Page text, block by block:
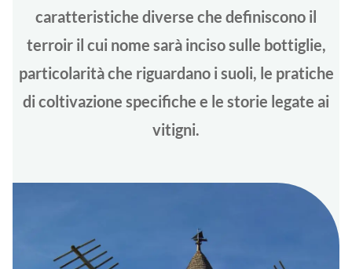
caratteristiche diverse che definiscono il
terroir il cui nome sarà inciso sulle bottiglie,
particolarità che riguardano i suoli, le pratiche
di coltivazione specifiche e le storie legate ai
vitigni.